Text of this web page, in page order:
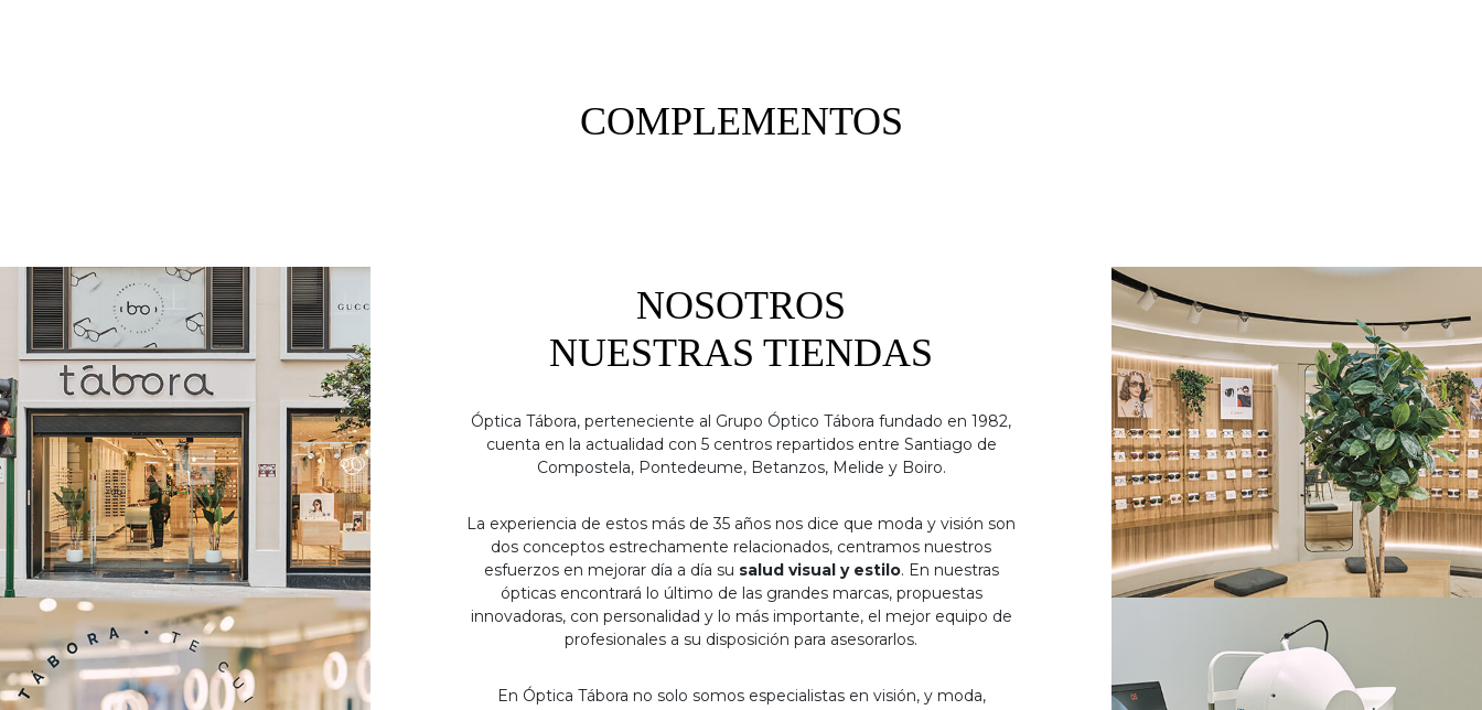
COMPLEMENTOS
NOSOTROS
NUESTRAS TIENDAS
Óptica Tábora, perteneciente al Grupo Óptico Tábora fundado en 1982,
cuenta en la actualidad con 5 centros repartidos entre Santiago de
Compostela, Pontedeume, Betanzos, Melide y Boiro.
La experiencia de estos más de 35 años nos dice que moda y visión son
dos conceptos estrechamente relacionados, centramos nuestros
esfuerzos en mejorar día a día su salud visual y estilo. En nuestras
ópticas encontrará lo último de las grandes marcas, propuestas
innovadoras, con personalidad y lo más importante, el mejor equipo de
profesionales a su disposición para asesorarlos.
En Óptica Tábora no solo somos especialistas en visión, y moda,